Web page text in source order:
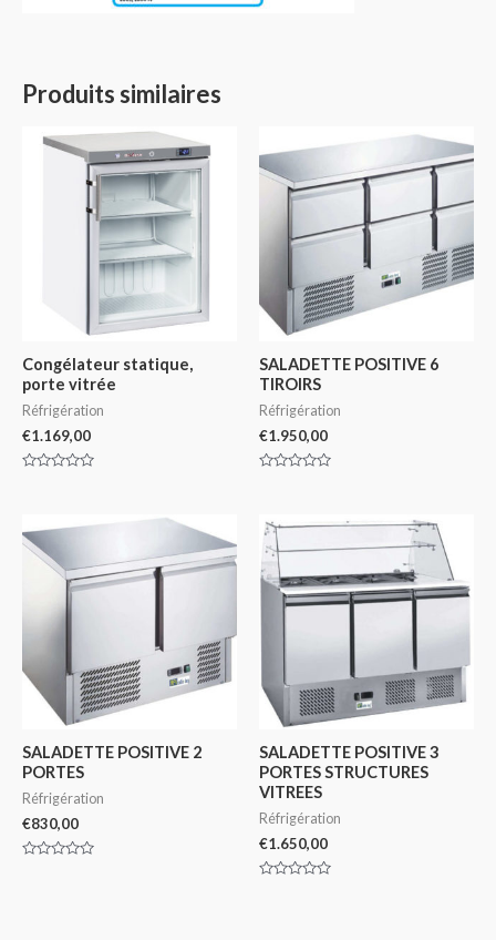
Produits similaires
Congélateur statique,
porte vitrée
Réfrigération
€1.169,00
SALADETTE POSITIVE 6
TIROIRS
Réfrigération
€1.950,00
5
SALADETTE POSITIVE 2
PORTES
Réfrigération
€830,00
SALADETTE POSITIVE 3
PORTES STRUCTURES
VITREES
Réfrigération
€1.650,00